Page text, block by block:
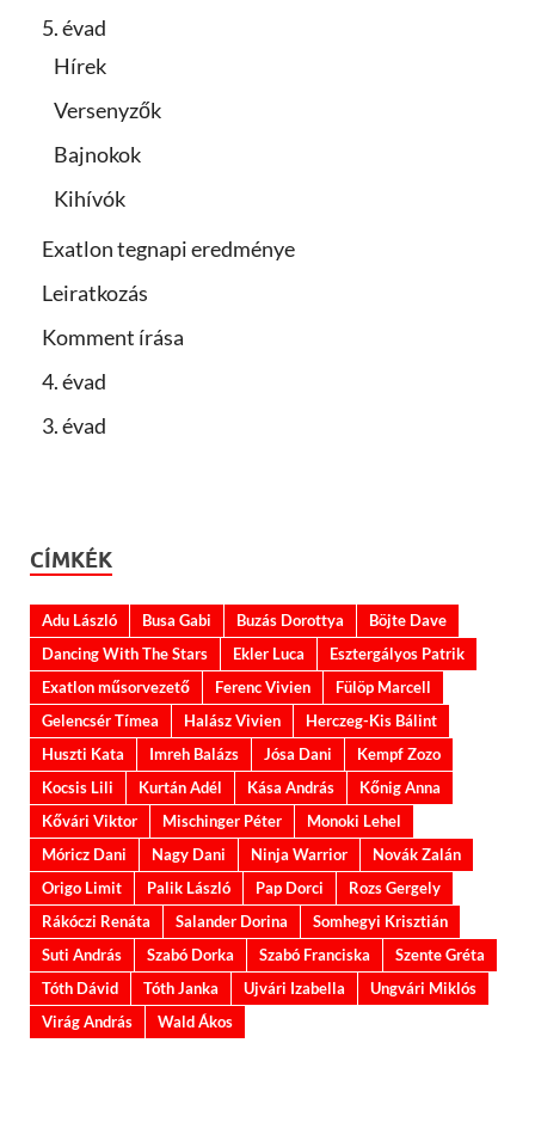
5. évad
Hírek
Versenyzők
Bajnokok
Kihívók
Exatlon tegnapi eredménye
Leiratkozás
Komment írása
4. évad
3. évad
CÍMKÉK
Adu László Busa Gabi Buzás Dorottya
Böjte Dave
Dancing With The Stars
Ekler Luca
Esztergályos Patrik
Exatlon műsorvezető
Ferenc Vivien
Fülöp Marcell
Gelencsér Tímea
Halász Vivien
Herczeg-Kis Bálint
Huszti Kata
Imreh Balázs Jósa Dani
Kempf Zozo
Kocsis Lili
Kurtán Adél Kása András
Kőnig Anna
Kővári Viktor
Mischinger Péter
Monoki Lehel
Móricz Dani
Nagy Dani Ninja Warrior
Novák Zalán
Origo Limit
Palik László Pap Dorci
Rozs Gergely
Rákóczi Renáta
Salander Dorina
Somhegyi Krisztián
Suti András
Szabó Dorka Szabó Franciska
Szente Gréta
Tóth Dávid
Tóth Janka Ujvári Izabella
Ungvári Miklós
Virág András
Wald Ákos